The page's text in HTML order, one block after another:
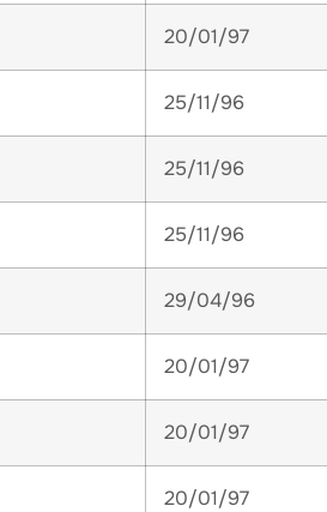
20/01/97
25/11/96
25/11/96
25/11/96
29/04/96
20/01/97
20/01/97
20/01/97